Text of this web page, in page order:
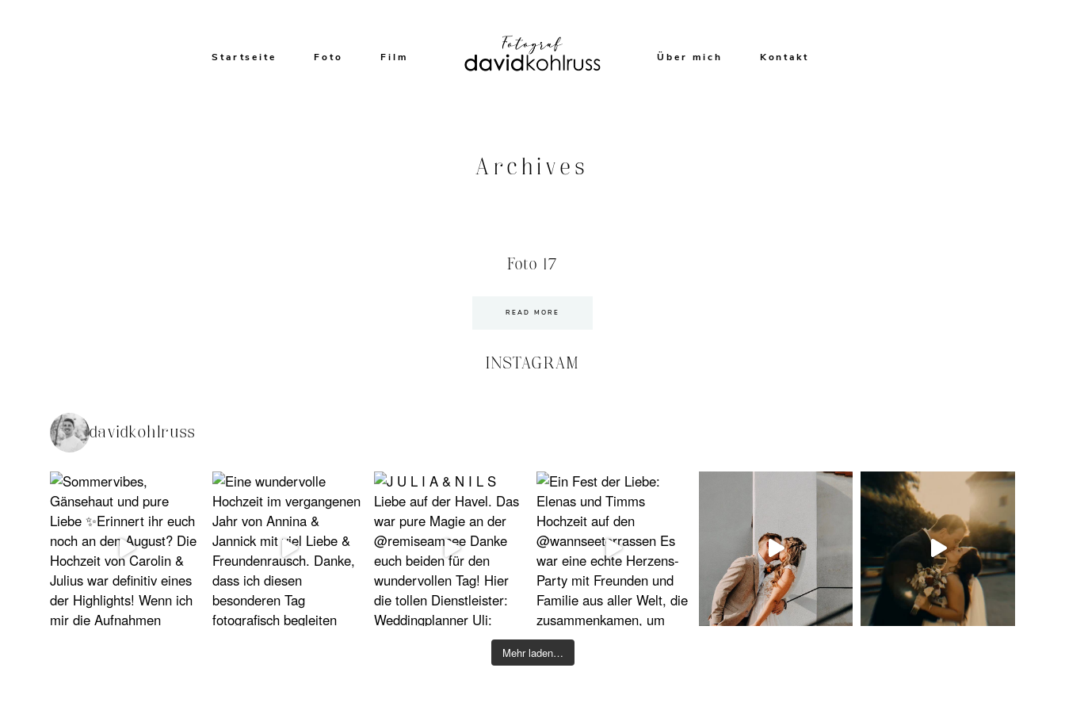
Startseite Foto Film Über mich Kontakt
Archives
Foto 17
READ MORE
INSTAGRAM
davidkohlruss
Mehr laden…